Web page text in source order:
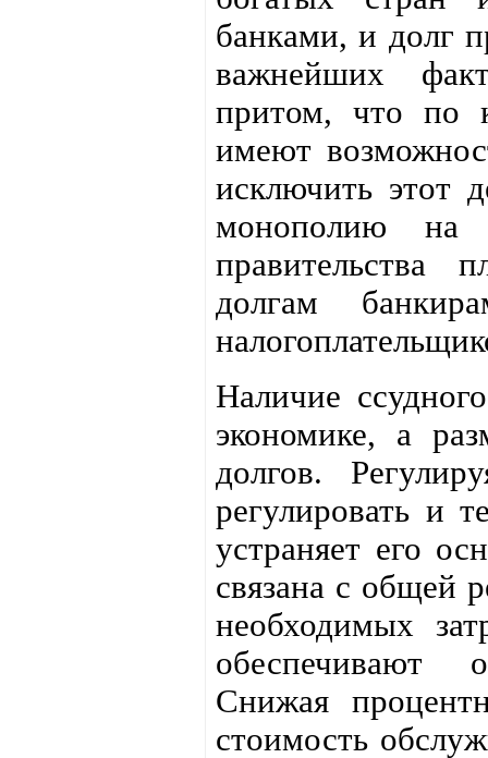
банками, и долг
важнейших
притом, что по
имеют
исключить этот
монополию на
правительства
долгам
Наличие
экономике, а
долгов.
регулировать и
устраняет его
связана с общей
необходимых
обеспечивают
Снижая
стоимость